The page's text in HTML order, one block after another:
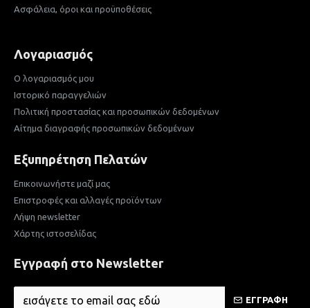
Ασφάλεια, όροι και προϋποθέσεις
Λογαριασμός
Ο λογαριασμός μου
Ιστορικό παραγγελιών
Πολιτική προστασίας και προσωπικών δεδομένων
Αίτημα διαγραφής προσωπικών δεδομένων
Εξυπηρέτηση Πελατών
Επικοινωνήστε μαζί μας
Επιστροφές και αλλαγές προϊόντων
Λήψη newsletter
Χάρτης ιστοσελίδας
Εγγραφή στο Newsletter
ΕΓΓΡΑΦΗ